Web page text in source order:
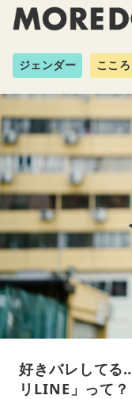
ジェンダー こころ
好きバレしてる
リLINE」って？